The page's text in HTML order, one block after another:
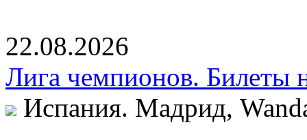
22.08.2026
Лига чемпионов. Билеты
Испания. Мадрид,